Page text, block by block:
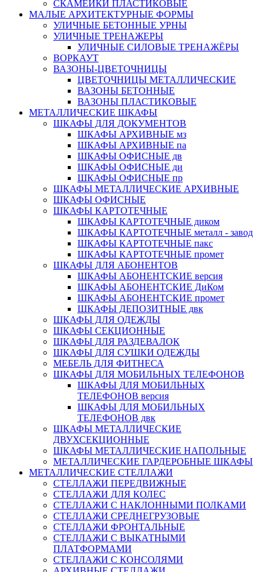
СКАМЕЙКИ ПЛАСТИКОВЫЕ
МАЛЫЕ АРХИТЕКТУРНЫЕ ФОРМЫ
УЛИЧНЫЕ БЕТОННЫЕ УРНЫ
УЛИЧНЫЕ ТРЕНАЖЕРЫ
УЛИЧНЫЕ СИЛОВЫЕ ТРЕНАЖЁРЫ
ВОРКАУТ
ВАЗОНЫ-ЦВЕТОЧНИЦЫ
ЦВЕТОЧНИЦЫ МЕТАЛЛИЧЕСКИЕ
ВАЗОНЫ БЕТОННЫЕ
ВАЗОНЫ ПЛАСТИКОВЫЕ
МЕТАЛЛИЧЕСКИЕ ШКАФЫ
ШКАФЫ ДЛЯ ДОКУМЕНТОВ
ШКАФЫ АРХИВНЫЕ мз
ШКАФЫ АРХИВНЫЕ па
ШКАФЫ ОФИСНЫЕ дв
ШКАФЫ ОФИСНЫЕ ди
ШКАФЫ ОФИСНЫЕ пр
ШКАФЫ МЕТАЛЛИЧЕСКИЕ АРХИВНЫЕ
ШКАФЫ ОФИСНЫЕ
ШКАФЫ КАРТОТЕЧНЫЕ
ШКАФЫ КАРТОТЕЧНЫЕ диком
ШКАФЫ КАРТОТЕЧНЫЕ металл - завод
ШКАФЫ КАРТОТЕЧНЫЕ пакс
ШКАФЫ КАРТОТЕЧНЫЕ промет
ШКАФЫ ДЛЯ АБОНЕНТОВ
ШКАФЫ АБОНЕНТСКИЕ версия
ШКАФЫ АБОНЕНТСКИЕ ДиКом
ШКАФЫ АБОНЕНТСКИЕ промет
ШКАФЫ ДЕПОЗИТНЫЕ двк
ШКАФЫ ДЛЯ ОДЕЖДЫ
ШКАФЫ СЕКЦИОННЫЕ
ШКАФЫ ДЛЯ РАЗДЕВАЛОК
ШКАФЫ ДЛЯ СУШКИ ОДЕЖДЫ
МЕБЕЛЬ ДЛЯ ФИТНЕСА
ШКАФЫ ДЛЯ МОБИЛЬНЫХ ТЕЛЕФОНОВ
ШКАФЫ ДЛЯ МОБИЛЬНЫХ
ТЕЛЕФОНОВ версия
ШКАФЫ ДЛЯ МОБИЛЬНЫХ
ТЕЛЕФОНОВ двк
ШКАФЫ МЕТАЛЛИЧЕСКИЕ
ДВУХСЕКЦИОННЫЕ
ШКАФЫ МЕТАЛЛИЧЕСКИЕ НАПОЛЬНЫЕ
МЕТАЛЛИЧЕСКИЕ ГАРДЕРОБНЫЕ ШКАФЫ
МЕТАЛЛИЧЕСКИЕ СТЕЛЛАЖИ
СТЕЛЛАЖИ ПЕРЕДВИЖНЫЕ
СТЕЛЛАЖИ ДЛЯ КОЛЕС
СТЕЛЛАЖИ С НАКЛОННЫМИ ПОЛКАМИ
СТЕЛЛАЖИ СРЕДНЕГРУЗОВЫЕ
СТЕЛЛАЖИ ФРОНТАЛЬНЫЕ
СТЕЛЛАЖИ С ВЫКАТНЫМИ
ПЛАТФОРМАМИ
СТЕЛЛАЖИ С КОНСОЛЯМИ